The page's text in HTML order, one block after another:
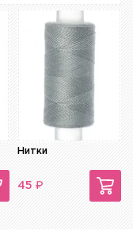
Нитки
45 ₽